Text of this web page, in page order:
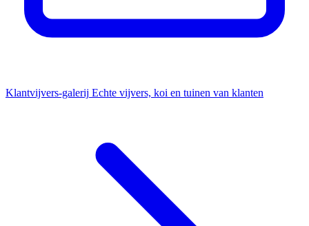
Klantvijvers-galerij Echte vijvers, koi en tuinen van klanten